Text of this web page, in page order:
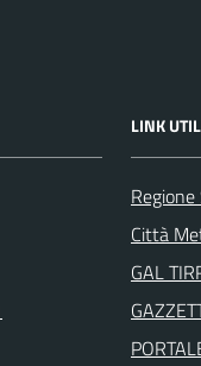
LINK
Regione
Città
GAL